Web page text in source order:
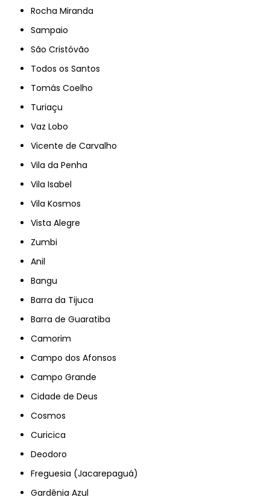
Rocha Miranda
Sampaio
São Cristóvão
Todos os Santos
Tomás Coelho
Turiaçu
Vaz Lobo
Vicente de Carvalho
Vila da Penha
Vila Isabel
Vila Kosmos
Vista Alegre
Zumbi
Anil
Bangu
Barra da Tijuca
Barra de Guaratiba
Camorim
Campo dos Afonsos
Campo Grande
Cidade de Deus
Cosmos
Curicica
Deodoro
Freguesia (Jacarepaguá)
Gardênia Azul